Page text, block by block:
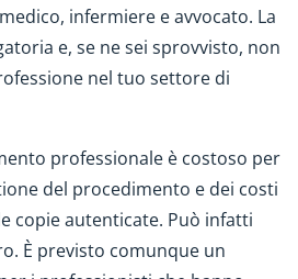
infermiere e avvocato. La
e, se ne sei sprovvisto, non
nel tuo settore di
professionale è costoso per
del procedimento e dei costi
copie autenticate. Può infatti
È previsto comunque un